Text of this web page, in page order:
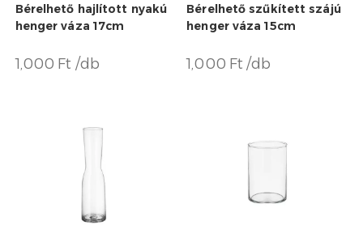
Bérelhető hajlított nyakú
henger váza 17cm
1,000 Ft /db
Bérelhető szűkített szájú
henger váza 15cm
1,000 Ft /db